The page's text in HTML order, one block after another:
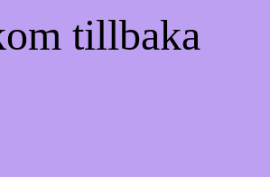
tillbaka